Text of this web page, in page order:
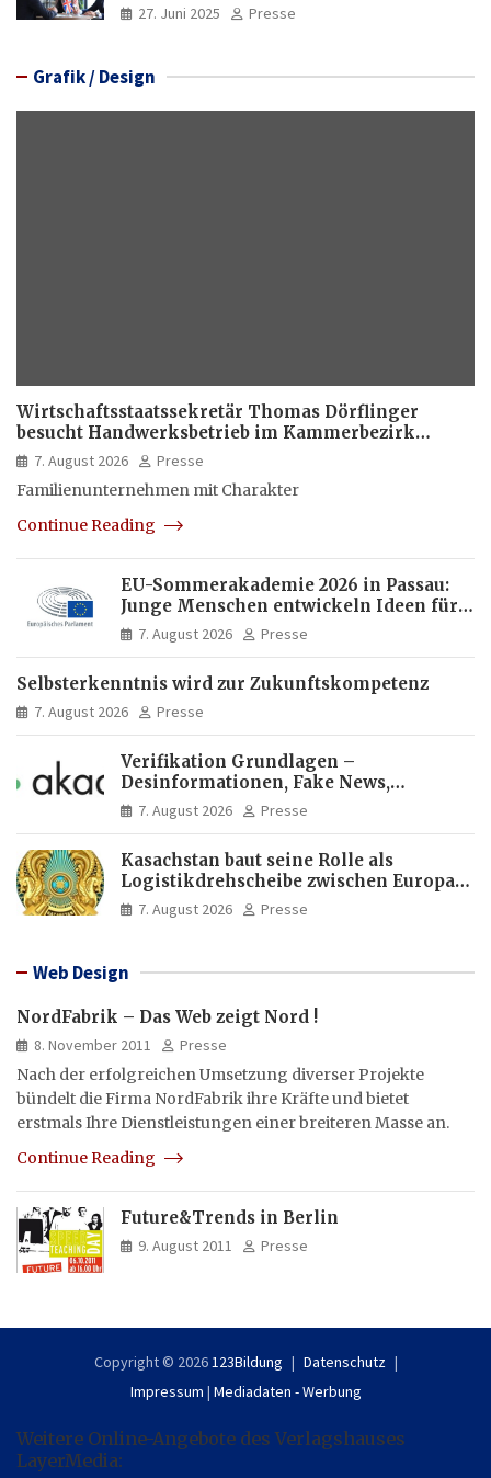
27. Juni 2025 Presse
Grafik / Design
Wirtschaftsstaatssekretär Thomas Dörflinger
besucht Handwerksbetrieb im Kammerbezirk
Freiburg
7. August 2026
Presse
Familienunternehmen mit Charakter
Continue Reading
EU-Sommerakademie 2026 in Passau:
Junge Menschen entwickeln Ideen für
Europas Zukunft
7. August 2026 Presse
Selbsterkenntnis wird zur Zukunftskompetenz
7. August 2026 Presse
Verifikation Grundlagen –
Desinformationen, Fake News,
manipulierte Inhalte | dpa-Akademie
7. August 2026 Presse
Kasachstan baut seine Rolle als
Logistikdrehscheibe zwischen Europa
und Asien aus
7. August 2026 Presse
Web Design
NordFabrik – Das Web zeigt Nord !
8. November 2011
Presse
Nach der erfolgreichen Umsetzung diverser Projekte
bündelt die Firma NordFabrik ihre Kräfte und bietet
erstmals Ihre Dienstleistungen einer breiteren Masse an.
Continue Reading
Future&Trends in Berlin
9. August 2011 Presse
Copyright © 2026 123Bildung
Datenschutz
Impressum | Mediadaten - Werbung
Weitere Online-Angebote des Verlagshauses
LayerMedia: